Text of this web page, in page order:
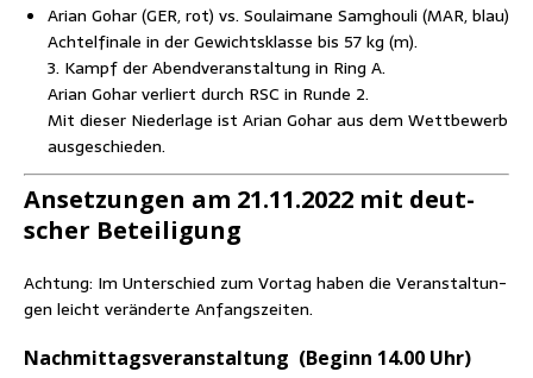
Ari­an Goh­ar (GER, rot) vs. Sou­lai­ma­ne Samg­houli (MAR, blau)
Ach­tel­fi­na­le in der Gewichts­klas­se bis 57 kg (m).
3. Kampf der Abend­ver­an­stal­tung in Ring A.
Ari­an Goh­ar ver­liert durch RSC in Run­de 2.
Mit die­ser Nie­der­la­ge ist Ari­an Goh­ar aus dem Wett­be­werb
ausgeschieden.
Anset­zun­gen am 21.11.2022 mit deut­
scher Beteiligung
Ach­tung: Im Unter­schied zum Vor­tag haben die Ver­an­stal­tun­
gen leicht ver­än­der­te Anfangszeiten.
Nach­mit­tags­ver­an­stal­tung (Beginn 14.00 Uhr)